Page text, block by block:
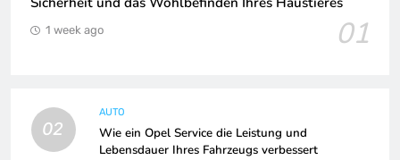
01
1 week ago
02
AUTO
Wie ein Opel Service die Leistung und
Lebensdauer Ihres Fahrzeugs verbessert